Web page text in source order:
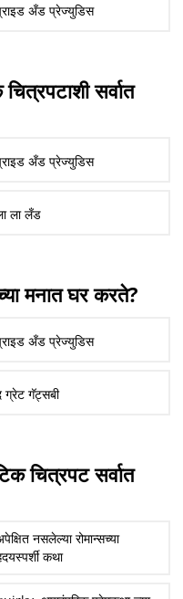
अँड प्रेज्युडिस
सर्वात
अँड प्रेज्युडिस
ला लँड
मनात घर करते?
अँड प्रेज्युडिस
ग्रेट गॅट्सबी
चित्रपट सर्वात
नसलेल्या रोमान्सच्या
कथा